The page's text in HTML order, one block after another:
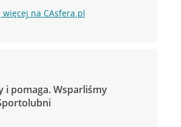
więcej na CAsfera.pl
i pomaga. Wsparliśmy